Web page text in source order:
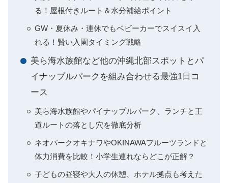
る！屋根付きルート＆水分補給ポイント
GW・夏休み・連休でもベビーカーでスイスイ入
れる！賢い入園タイミング戦略
美ら海水族館など他の沖縄北部スポットとパ
イナップルパークを組み合わせる最強1日コ
ース
美ら海水族館やパイナップルパーク、ランチと王
道ルートの落とし穴を徹底分析
ネオパークオキナワやOKINAWAフルーツランドと
体力消費を比較！小学生連れならどこが正解？
子どもの昼寝や大人の休憩、ホテル拠点も考えた